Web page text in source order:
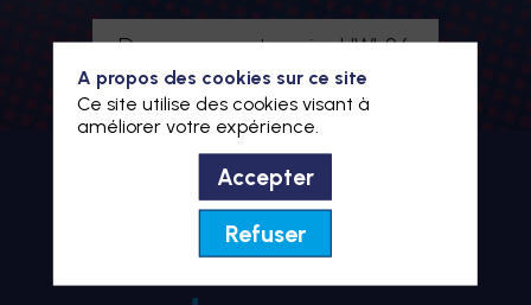
Devenez partenaire HWL26
Je m'inscris à HWL26
BIENVENUE À HWL26
le rendez-
A propos des cookies sur ce site
Ce site utilise des cookies visant à
améliorer votre expérience.
Accepter
Refuser